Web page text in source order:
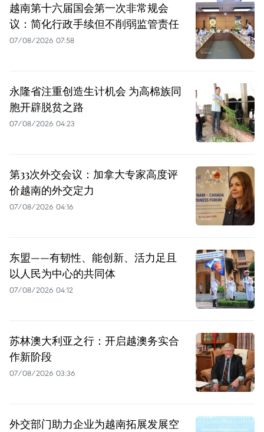
越南第十六届国会第一次非常规会
议：简化行政手续但不削弱监管责任
07/08/2026 07:58
永隆省注重创造生计机会 为高棉族同
胞开辟脱贫之路
07/08/2026 04:23
第33次外交会议：加拿大专家高度评
价越南的外交定力
07/08/2026 04:16
东盟——有韧性、能创新、活力足且
以人民为中心的共同体
07/08/2026 04:12
苏林澳大利亚之行：开启越澳务实合
作新阶段
07/08/2026 03:36
外交部门助力企业为越南拓展发展空